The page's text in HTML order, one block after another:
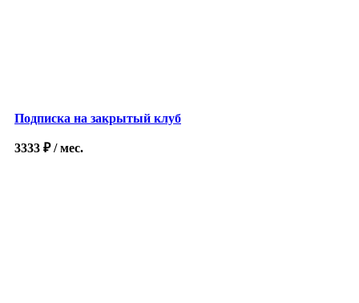
Подписка на закрытый клуб
3333 ₽ / мес.